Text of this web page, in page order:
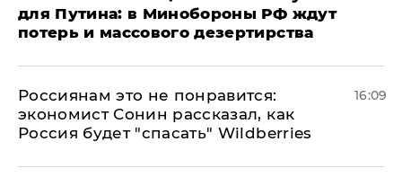
для Путина: в Минобороны РФ ждут
потерь и массового дезертирства
Россиянам это не понравится:
экономист Сонин рассказал, как
Россия будет "спасать" Wildberries
16:09